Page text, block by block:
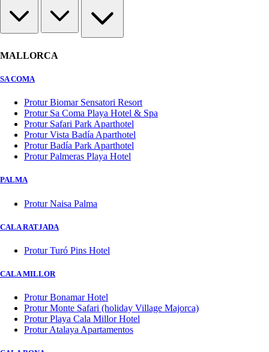
MALLORCA
SA COMA
Protur Biomar Sensatori Resort
Protur Sa Coma Playa Hotel & Spa
Protur Safari Park Aparthotel
Protur Vista Badía Aparthotel
Protur Badía Park Aparthotel
Protur Palmeras Playa Hotel
PALMA
Protur Naisa Palma
CALA RATJADA
Protur Turó Pins Hotel
CALA MILLOR
Protur Bonamar Hotel
Protur Monte Safari (holiday Village Majorca)
Protur Playa Cala Millor Hotel
Protur Atalaya Apartamentos